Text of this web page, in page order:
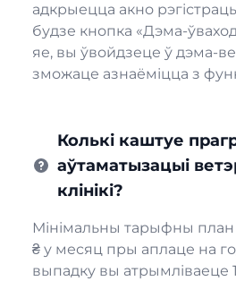
адкрыецца акно
будзе кнопка «Дэма-
яе, вы ўвойдзеце ў дэма-
зможаце азнаёміцца з
Колькі каштуе
аўтаматызацыі
клінікі?
Мінімальны тарыфны план
₴ у месяц пры аплаце на
выпадку вы атрымліваеце